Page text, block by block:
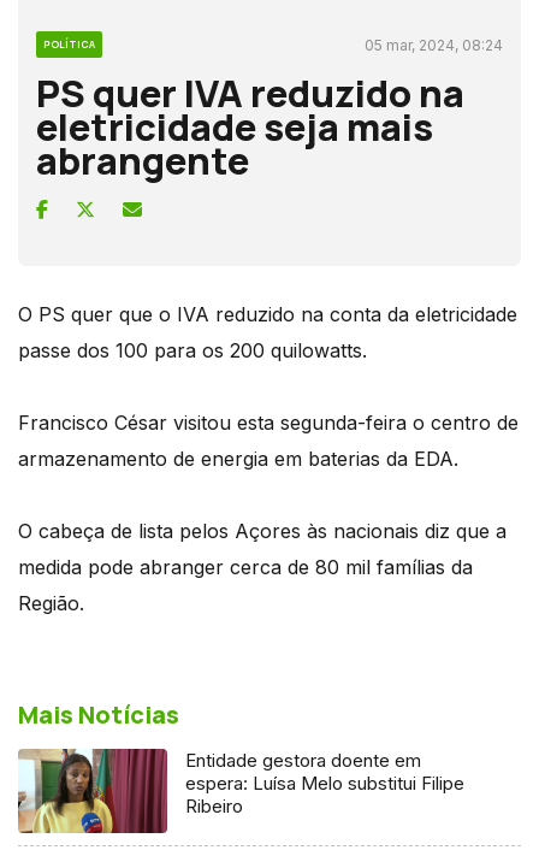
POLÍTICA 05 mar, 2024, 08:24
PS quer IVA reduzido na
eletricidade seja mais
abrangente
O PS quer que o IVA reduzido na conta da eletricidade
passe dos 100 para os 200 quilowatts.
Francisco César visitou esta segunda-feira o centro de
armazenamento de energia em baterias da EDA.
O cabeça de lista pelos Açores às nacionais diz que a
medida pode abranger cerca de 80 mil famílias da
Região.
Mais Notícias
Entidade gestora doente em
espera: Luísa Melo substitui Filipe
Ribeiro